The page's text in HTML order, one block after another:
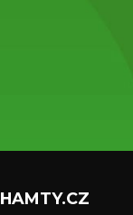
HAMTY.CZ